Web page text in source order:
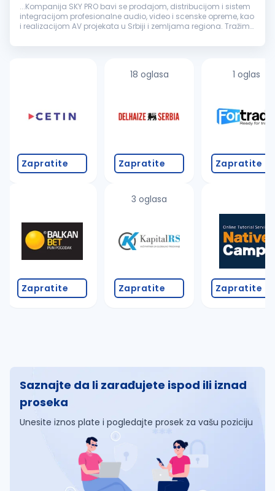
...Kompanija SKY PRO bavi se prodajom, distribucijom i sistem
integracijom profesionalne audio, video i scenske opreme, kao
i realizacijom AV projekata u Srbiji i zemljama regiona. Tražimo
Zapratite
Zapratite
18 oglasa
Zapratite
3 oglasa
Zapratite
1 oglas
Zapratite
Zapratite
Saznajte da li zarađujete ispod ili iznad
proseka
Unesite iznos plate i pogledajte prosek za vašu poziciju